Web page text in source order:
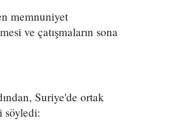
memnuniyet
ve çatışmaların sona
Suriye'de ortak
söyledi: